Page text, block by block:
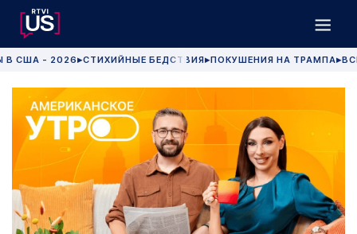
В США - 2026 ▶СТИХИЙНЫЕ БЕДСТВИЯ▶ПОКУШЕНИЯ НА ТРАМПА▶